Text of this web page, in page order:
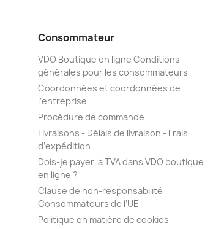
Consommateur
VDO Boutique en ligne Conditions
générales pour les consommateurs
Coordonnées et coordonnées de
l’entreprise
Procédure de commande
Livraisons - Délais de livraison - Frais
d’expédition
Dois-je payer la TVA dans VDO boutique
en ligne ?
Clause de non-responsabilité
Consommateurs de l’UE
Politique en matière de cookies